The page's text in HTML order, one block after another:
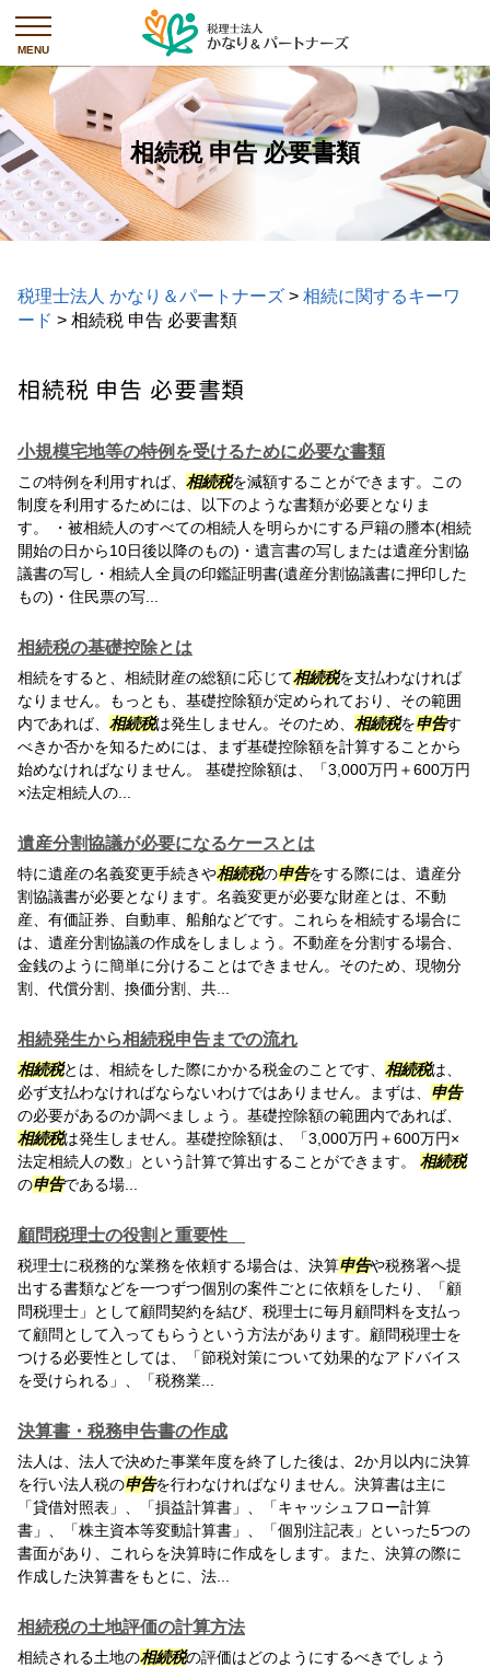
相続税 申告 必要書類
税理士法人 かなり＆パートナーズ > 相続に関するキーワ
ード > 相続税 申告 必要書類
相続税 申告 必要書類
小規模宅地等の特例を受けるために必要な書類
この特例を利用すれば、 相続税を減額することができます。この
制度を利用するためには、以下のような書類が必要となりま
す。 ・被相続人のすべての相続人を明らかにする戸籍の謄本(相続
開始の日から10日後以降のもの)・遺言書の写しまたは遺産分割協
議書の写し・相続人全員の印鑑証明書(遺産分割協議書に押印した
もの)・住民票の写...
相続税の基礎控除とは
相続をすると、相続財産の総額に応じて相続税を支払わなければ
なりません。もっとも、基礎控除額が定められており、その範囲
内であれば、 相続税は発生しません。そのため、 相続税を申告す
べきか否かを知るためには、まず基礎控除額を計算することから
始めなければなりません。 基礎控除額は、「3,000万円＋600万円
×法定相続人の...
遺産分割協議が必要になるケースとは
特に遺産の名義変更手続きや相続税の申告をする際には、遺産分
割協議書が必要となります。名義変更が必要な財産とは、不動
産、有価証券、自動車、船舶などです。これらを相続する場合に
は、遺産分割協議の作成をしましょう。不動産を分割する場合、
金銭のように簡単に分けることはできません。そのため、現物分
割、代償分割、換価分割、共...
相続発生から相続税申告までの流れ
相続税とは、相続をした際にかかる税金のことです、 相続税は、
必ず支払わなければならないわけではありません。まずは、 申告
の必要があるのか調べましょう。基礎控除額の範囲内であれば、
相続税は発生しません。基礎控除額は、「3,000万円＋600万円×
法定相続人の数」という計算で算出することができます。 相続税
の申告である場...
顧問税理士の役割と重要性
税理士に税務的な業務を依頼する場合は、決算申告や税務署へ提
出する書類などを一つずつ個別の案件ごとに依頼をしたり、「顧
問税理士」として顧問契約を結び、税理士に毎月顧問料を支払っ
て顧問として入ってもらうという方法があります。顧問税理士を
つける必要性としては、「節税対策について効果的なアドバイス
を受けられる」、「税務業...
決算書・税務申告書の作成
法人は、法人で決めた事業年度を終了した後は、2か月以内に決算
を行い法人税の申告を行わなければなりません。決算書は主に
「貸借対照表」、「損益計算書」、「キャッシュフロー計算
書」、「株主資本等変動計算書」、「個別注記表」といった5つの
書面があり、これらを決算時に作成をします。また、決算の際に
作成した決算書をもとに、法...
相続税の土地評価の計算方法
相続される土地の相続税の評価はどのようにするべきでしょう